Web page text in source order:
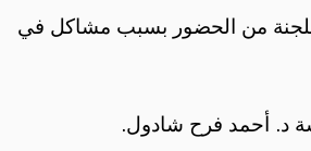
من الحضور بسبب مشاكل في
د. أحمد فرح شادول.